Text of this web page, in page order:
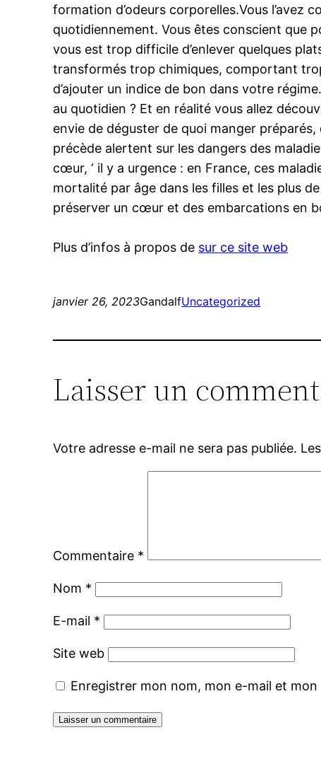
formation d’odeurs corporelles.Vous l’avez
quotidiennement. Vous êtes conscient que
vous est trop difficile d’enlever quelques
transformés trop chimiques, comportant
d’ajouter un indice de bon dans votre
au quotidien ? Et en réalité vous allez
envie de déguster de quoi manger
précède alertent sur les dangers des
cœur, ‘ il y a urgence : en France, ces
mortalité par âge dans les filles et les plus
préserver un cœur et des embarcations en
Plus d’infos à propos de sur ce site web
janvier 26, 2023GandalfUncategorized
Laisser un
Votre adresse e-mail ne sera pas publiée.
Commentaire *
Nom *
E-mail *
Site web
Enregistrer mon nom, mon e-mail et